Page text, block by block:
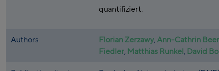
quantifiziert.
Authors Florian Zerzawy,Ann-Cathrin
Fiedler, Matthias Runkel , David